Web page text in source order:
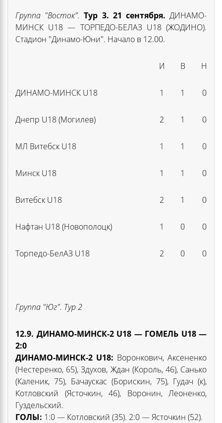
Группа "Восток". Тур 3. 21 сентября. ДИНАМО-
МИНСК U18 — ТОРПЕДО-БЕЛАЗ U18 (ЖОДИНО).
Стадион "Динамо-Юни". Начало в 12.00.
И В Н
ДИНАМО-МИНСК U18 1 1 0
Днепр U18 (Могилев) 2 1 0
МЛ Витебск U18 1 1 0
Минск U18 1 1 0
Витебск U18 2 1 0
Нафтан U18 (Новополоцк) 1 0 0
Торпедо-БелАЗ U18 2 0 0
Группа "Юг". Тур 2
12.9. ДИНАМО-МИНСК-2 U18 — ГОМЕЛЬ U18—
2:0
ДИНАМО-МИНСК-2 U18: Воронкович, Аксененко
(Нестеренко, 65), Здухов, Ждан (Король, 46), Санько
(Каленик, 75), Бачаускас (Борискин, 75), Гудач (к),
Котловский (Ясточкин, 46), Воронин, Леоненко,
Гуздельский.
ГОЛЫ: 1:0 — Котловский (35). 2:0 — Ясточкин (52).